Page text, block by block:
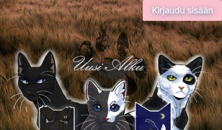
Siirry
sisältöön
Kirjaudu sisään